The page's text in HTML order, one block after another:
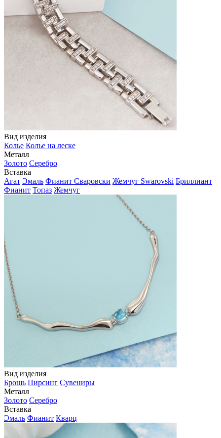
Вид изделия
Колье Колье на леске
Металл
Золото Серебро
Вставка
Агат Эмаль Фианит Сваровски Жемчуг Swarovski Бриллиант
Фианит Топаз Жемчуг
Вид изделия
Брошь Пирсинг Сувениры
Металл
Золото Серебро
Вставка
Эмаль Фианит Кварц